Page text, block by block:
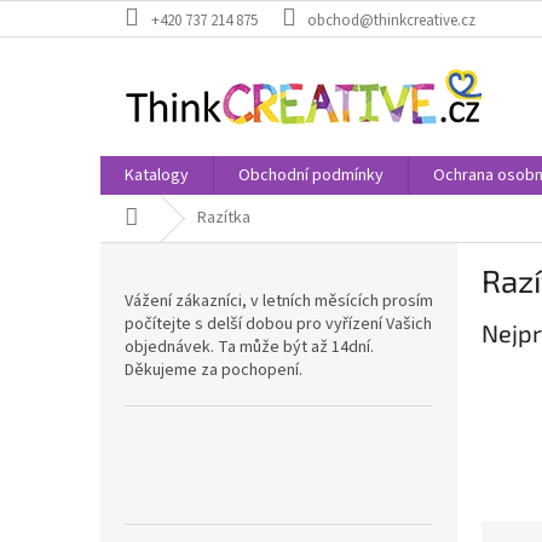
na
+420 737 214 875 obchod@thinkcreative.cz
Katalogy Obchodní podmínky Ochrana
Domů Razítka
Vážení zákazníci, v letních měsících prosím
počítejte s delší dobou pro vyřízení Vašich
objednávek. Ta může být až 14dní.
Děkujeme za pochopení.